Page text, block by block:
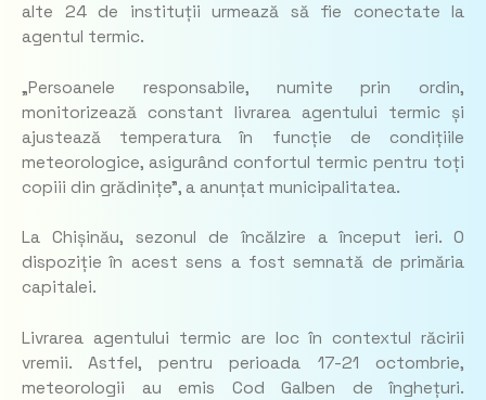
alte 24 de instituții urmează să fie conectate la
agentul termic.
„Persoanele responsabile, numite prin ordin,
monitorizează constant livrarea agentului termic și
ajustează temperatura în funcție de condițiile
meteorologice, asigurând confortul termic pentru toți
copiii din grădinițe”, a anunțat municipalitatea.
La Chișinău, sezonul de încălzire a început ieri. O
dispoziție în acest sens a fost semnată de primăria
capitalei.
Livrarea agentului termic are loc în contextul răcirii
vremii. Astfel, pentru perioada 17-21 octombrie,
meteorologii au emis Cod Galben de înghețuri.